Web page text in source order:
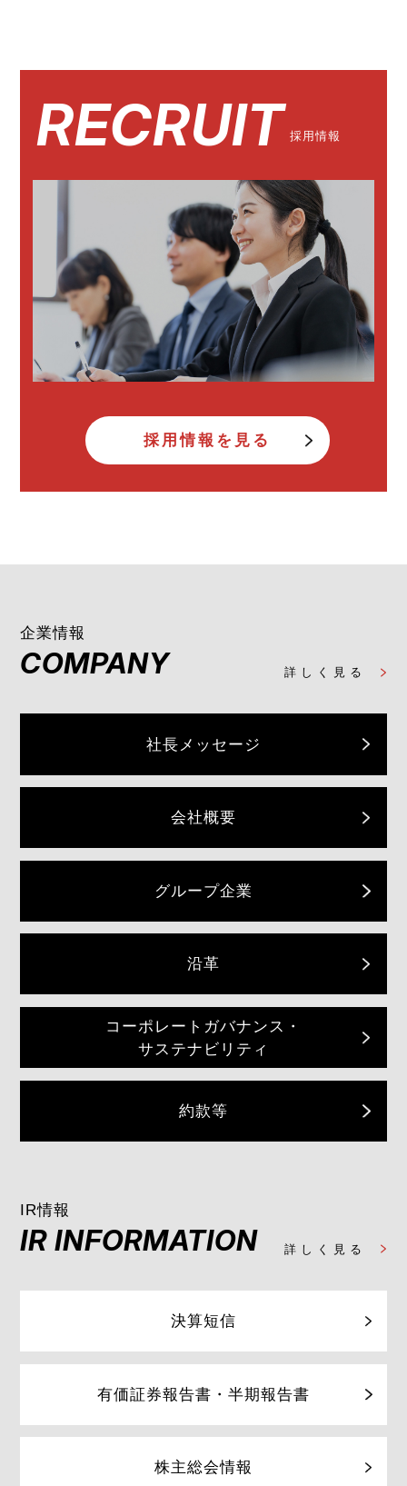
RECRUIT 採用情報
採用情報を見る
企業情報
COMPANY 詳しく見る
社長メッセージ
会社概要
グループ企業
沿革
コーポレートガバナンス・
サステナビリティ
約款等
IR情報
IR INFORMATION 詳しく見る
決算短信
有価証券報告書・半期報告書
株主総会情報